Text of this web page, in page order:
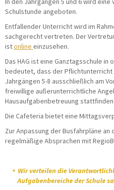
Schulstunde angeboten.
Entfallender Unterricht wird im
sachgerecht vertreten. Der
istonline einzusehen.
Das HAG ist eine Ganztagsschule in
bedeutet, dass der
Jahrgängen 5-8 ausschließlich am
freiwillige außerunterrichtliche
Hausaufgabenbetreuung
Die Cafeteria bietet eine
Zur Anpassung der Busfahrpläne
regelmäßige Absprachen mit
Wir verteilen die
Aufgabenbereiche der Schule